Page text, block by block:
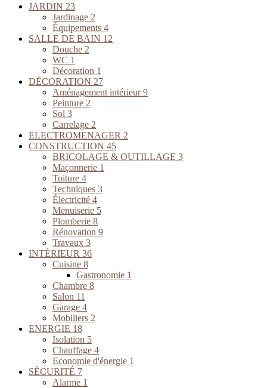
JARDIN 23
Jardinage 2
Équipements 4
SALLE DE BAIN 12
Douche 2
WC 1
Décoration 1
DÉCORATION 27
Aménagement intérieur9
Peinture 2
Sol 3
Carrelage 2
ELECTROMENAGER 2
CONSTRUCTION 45
BRICOLAGE & OUTILLAGE 3
Maçonnerie 1
Toiture 4
Techniques 3
Électricité 4
Menuiserie 5
Plomberie 8
Rénovation 9
Travaux 3
INTÉRIEUR 36
Cuisine 8
Gastronomie 1
Chambre 8
Salon 11
Garage 4
Mobiliers 2
ENERGIE 18
Isolation 5
Chauffage 4
Economie d'énergie 1
SÉCURITÉ 7
Alarme 1